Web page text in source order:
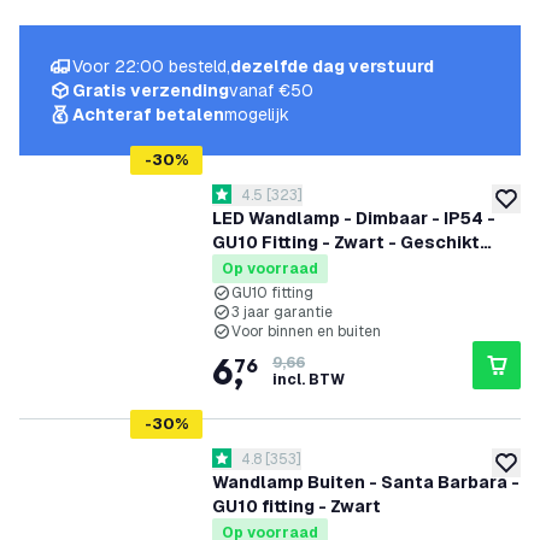
-30%
LED Wandlamp - Dimbaar - IP54 -
GU10 Fitting - Zwart - Geschikt
voor Binnen & Buiten
reviews drawer openen
4.5 score sterren
4.5 [323]
Op voorraad
GU10 fitting
3 jaar garantie
Voor binnen en buiten
6,
76
9,66
incl. BTW
-30%
Wandlamp Buiten - Santa Barbara -
GU10 fitting - Zwart
reviews drawer openen
4.8 score sterren
4.8 [353]
Op voorraad
Voor 22:00 besteld,dezelfde dag verstuurd
Gratis verzendingvanaf €50
Achteraf betalenmogelijk